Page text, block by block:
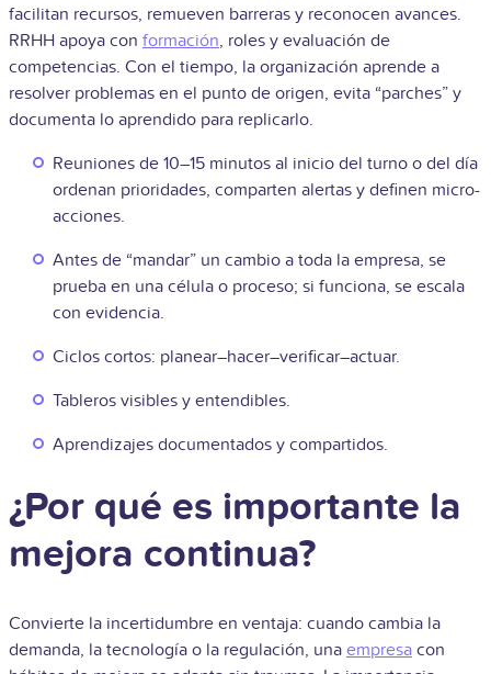
facilitan recursos, remueven barreras y reconocen avances.
RRHH apoya con formación, roles y evaluación de
competencias. Con el tiempo, la organización aprende a
resolver problemas en el punto de origen, evita “parches” y
documenta lo aprendido para replicarlo.
Reuniones de 10–15 minutos al inicio del turno o del día
ordenan prioridades, comparten alertas y definen micro-
acciones.
Antes de “mandar” un cambio a toda la empresa, se
prueba en una célula o proceso; si funciona, se escala
con evidencia.
Ciclos cortos: planear–hacer–verificar–actuar.
Tableros visibles y entendibles.
Aprendizajes documentados y compartidos.
¿Por qué es importante la
mejora continua?
Convierte la incertidumbre en ventaja: cuando cambia la
demanda, la tecnología o la regulación, una empresa con